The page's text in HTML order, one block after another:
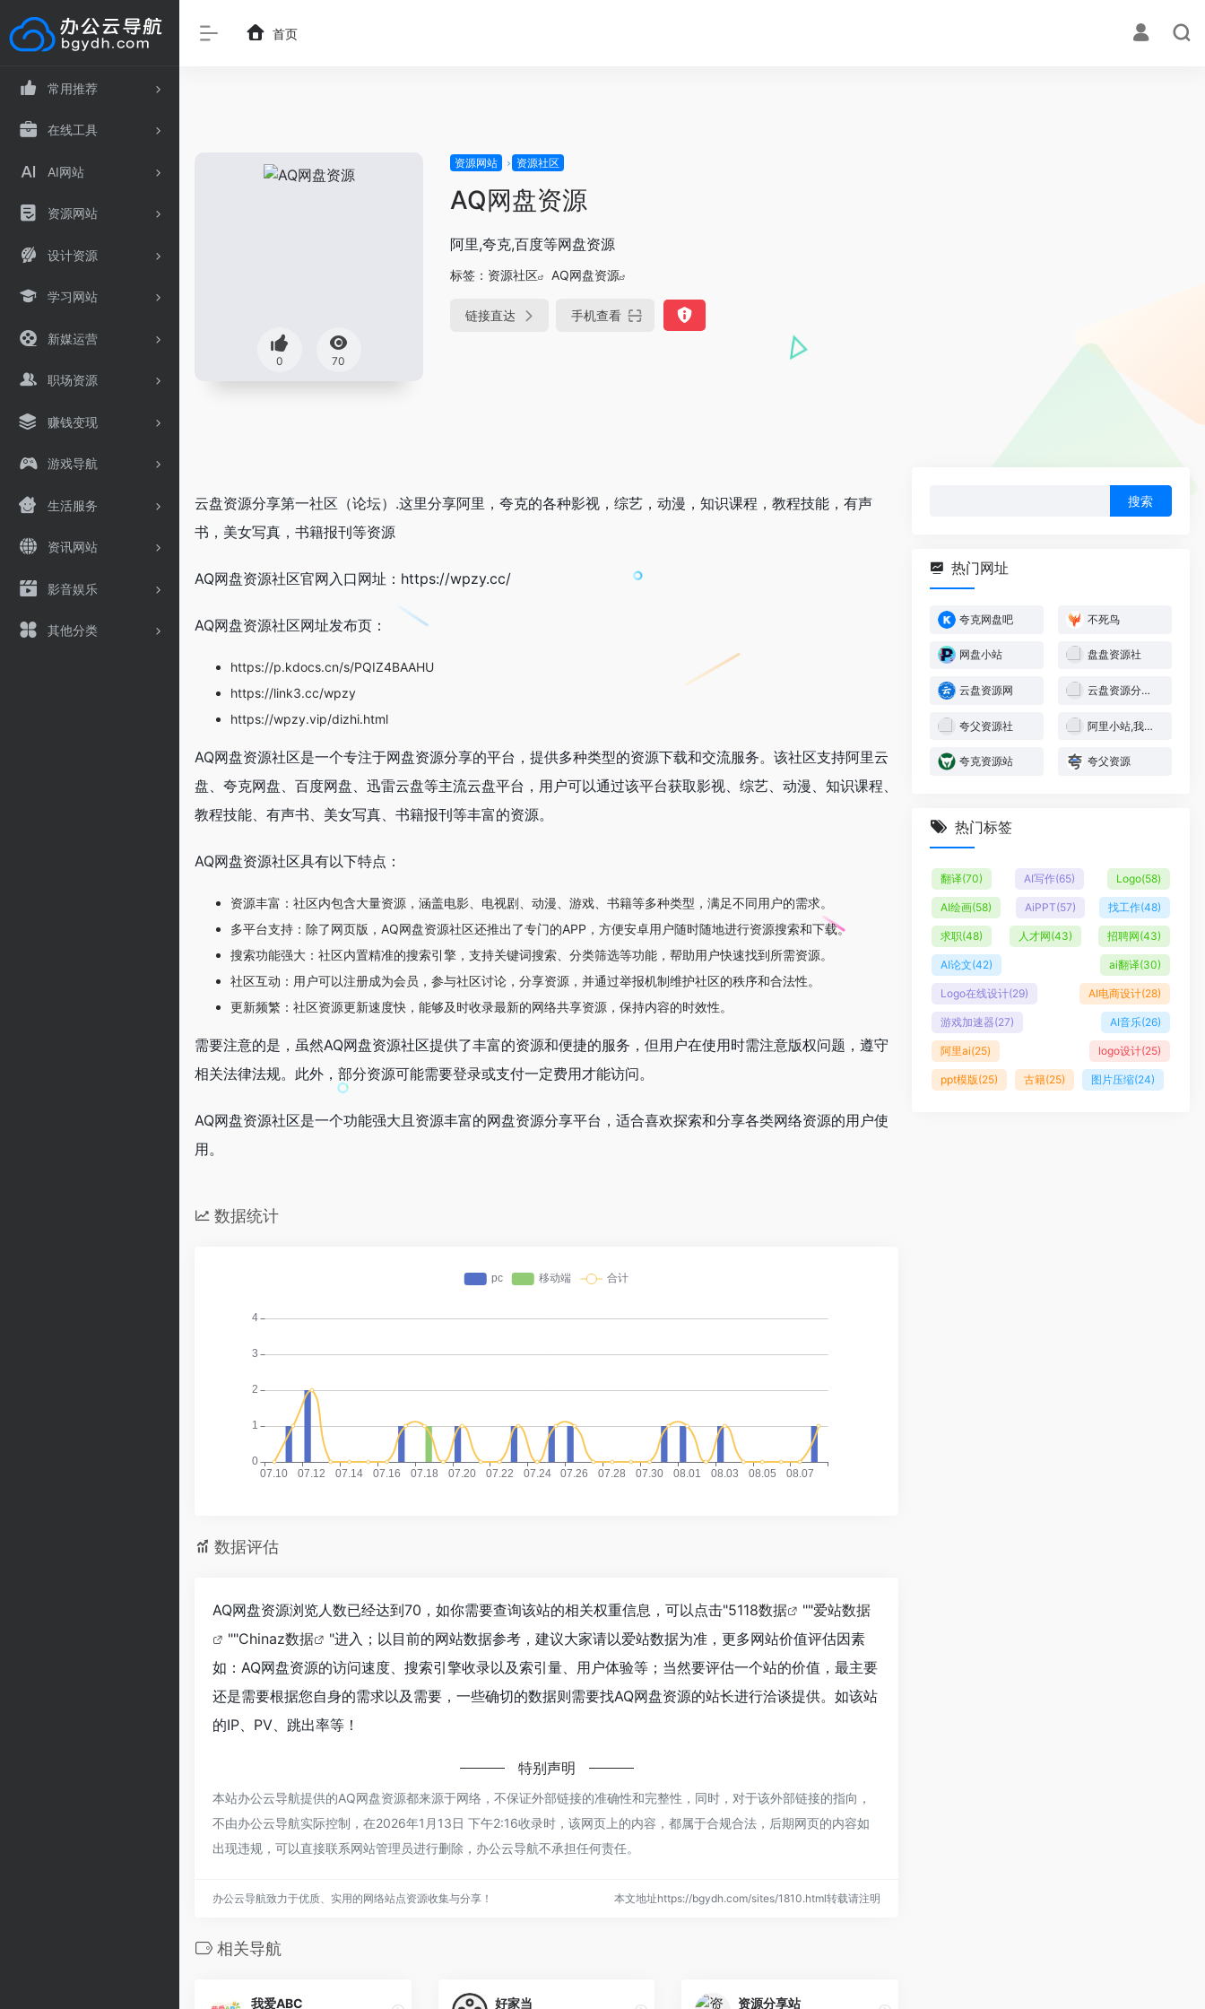
常用推荐
在线工具
AI网站
资源网站
设计资源
学习网站
新媒运营
职场资源
赚钱变现
游戏导航
生活服务
资讯网站
影音娱乐
其他分类
首页
0 70
资源网站 资源社区
AQ网盘资源
阿里,夸克,百度等网盘资源
标签： 资源社区 AQ网盘资源
链接直达 手机查看
云盘资源分享第一社区（论坛）.这里分享阿里，夸克的各种影视，综艺，动漫，知识课程，教程技能，有声
书，美女写真，书籍报刊等资源
AQ网盘资源社区官网入口网址：https://wpzy.cc/
AQ网盘资源社区网址发布页：
https://p.kdocs.cn/s/PQIZ4BAAHU
https://link3.cc/wpzy
https://wpzy.vip/dizhi.html
AQ网盘资源社区是一个专注于网盘资源分享的平台，提供多种类型的资源下载和交流服务。该社区支持阿里云
盘、夸克网盘、百度网盘、迅雷云盘等主流云盘平台，用户可以通过该平台获取影视、综艺、动漫、知识课程、
教程技能、有声书、美女写真、书籍报刊等丰富的资源。
AQ网盘资源社区具有以下特点：
资源丰富：社区内包含大量资源，涵盖电影、电视剧、动漫、游戏、书籍等多种类型，满足不同用户的需求。
多平台支持：除了网页版，AQ网盘资源社区还推出了专门的APP，方便安卓用户随时随地进行资源搜索和下载。
搜索功能强大：社区内置精准的搜索引擎，支持关键词搜索、分类筛选等功能，帮助用户快速找到所需资源。
社区互动：用户可以注册成为会员，参与社区讨论，分享资源，并通过举报机制维护社区的秩序和合法性。
更新频繁：社区资源更新速度快，能够及时收录最新的网络共享资源，保持内容的时效性。
需要注意的是，虽然AQ网盘资源社区提供了丰富的资源和便捷的服务，但用户在使用时需注意版权问题，遵守
相关法律法规。此外，部分资源可能需要登录或支付一定费用才能访问。
AQ网盘资源社区是一个功能强大且资源丰富的网盘资源分享平台，适合喜欢探索和分享各类网络资源的用户使
用。
数据统计
数据评估
AQ网盘资源浏览人数已经达到70，如你需要查询该站的相关权重信息，可以点击"5118数据 ""爱站数据
""Chinaz数据
"进入；以目前的网站数据参考，建议大家请以爱站数据为准，更多网站价值评估因素
如：AQ网盘资源的访问速度、搜索引擎收录以及索引量、用户体验等；当然要评估一个站的价值，最主要
还是需要根据您自身的需求以及需要，一些确切的数据则需要找AQ网盘资源的站长进行洽谈提供。如该站
的IP、PV、跳出率等！
特别声明
本站办公云导航提供的AQ网盘资源都来源于网络，不保证外部链接的准确性和完整性，同时，对于该外部链接的指向，
不由办公云导航实际控制，在2026年1月13日 下午2:16收录时，该网页上的内容，都属于合规合法，后期网页的内容如
出现违规，可以直接联系网站管理员进行删除，办公云导航不承担任何责任。
办公云导航致力于优质、实用的网络站点资源收集与分享！ 本文地址https://bgydh.com/sites/1810.html转载请注明
相关导航
我爱ABC 好家当 资源分享站
热门网址
夸克网盘吧 不死鸟
网盘小站 盘盘资源社
云盘资源网 云盘资源分享社区
夸父资源社 阿里小站,我的小站
夸克资源站 夸父资源
热门标签
翻译(70) AI写作(65) Logo(58)
AI绘画(58) AiPPT(57) 找工作(48)
求职(48) 人才网(43) 招聘网(43)
AI论文(42) ai翻译(30)
Logo在线设计(29) AI电商设计(28)
游戏加速器(27) AI音乐(26)
阿里ai(25) logo设计(25)
ppt模版(25) 古籍(25) 图片压缩(24)